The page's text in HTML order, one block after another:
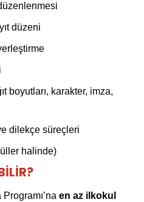
düzeni
boyutları, karakter, imza,
dilekçe süreçleri
halinde)
en az ilkokul